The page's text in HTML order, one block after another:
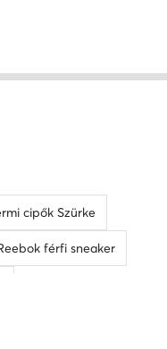
cipők Szürke
férfi sneaker